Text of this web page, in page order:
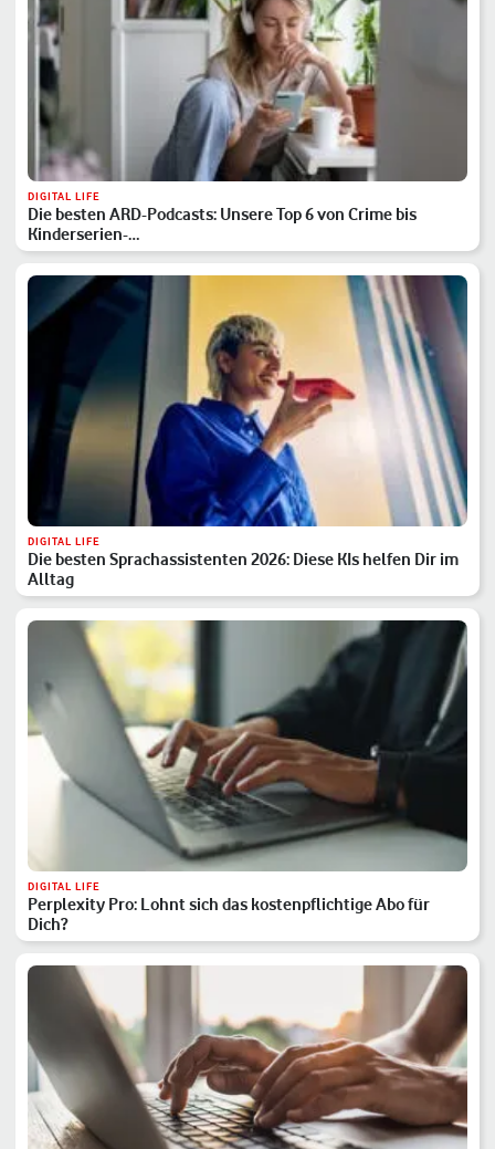
DIGITAL LIFE
Die besten ARD-Podcasts: Unsere Top 6 von Crime bis
Kinderserien-…
DIGITAL LIFE
Die besten Sprachassistenten 2026: Diese KIs helfen Dir im
Alltag
DIGITAL LIFE
Perplexity Pro: Lohnt sich das kostenpflichtige Abo für
Dich?